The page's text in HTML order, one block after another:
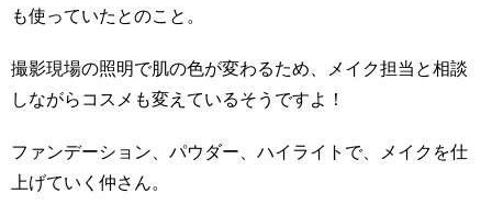
も使っていたとのこと。
撮影現場の照明で肌の色が変わるため、メイク担当と相談
しながらコスメも変えているそうですよ！
ファンデーション、パウダー、ハイライトで、メイクを仕
上げていく仲さん。